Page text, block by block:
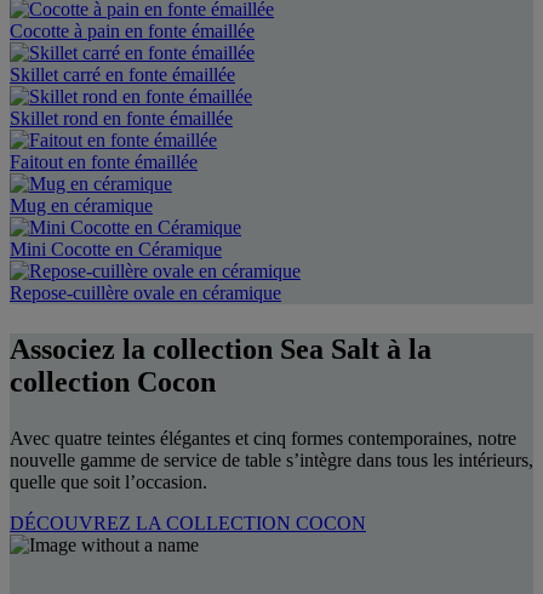
Cocotte à pain en fonte émaillée
Skillet carré en fonte émaillée
Skillet rond en fonte émaillée
Faitout en fonte émaillée
Mug en céramique
Mini Cocotte en Céramique
Repose-cuillère ovale en céramique
Associez la collection Sea Salt à la
collection Cocon
Avec quatre teintes élégantes et cinq formes contemporaines, notre
nouvelle gamme de service de table s’intègre dans tous les intérieurs,
quelle que soit l’occasion.
DÉCOUVREZ LA COLLECTION COCON